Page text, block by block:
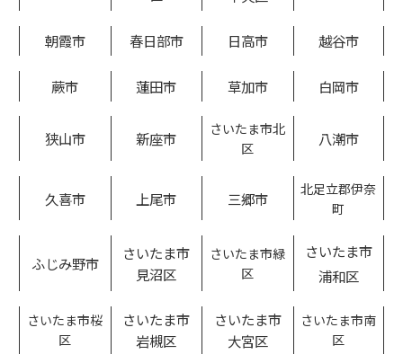
朝霞市 春日部市 日高市 越谷市
蕨市 蓮田市 草加市 白岡市
狭山市 新座市
さいたま市北
区
八潮市
久喜市 上尾市 三郷市
北足立郡伊奈
町
ふじみ野市
さいたま市
見沼区
さいたま市緑
区
さいたま市
浦和区
さいたま市桜
区
さいたま市
岩槻区
さいたま市
大宮区
さいたま市南
区